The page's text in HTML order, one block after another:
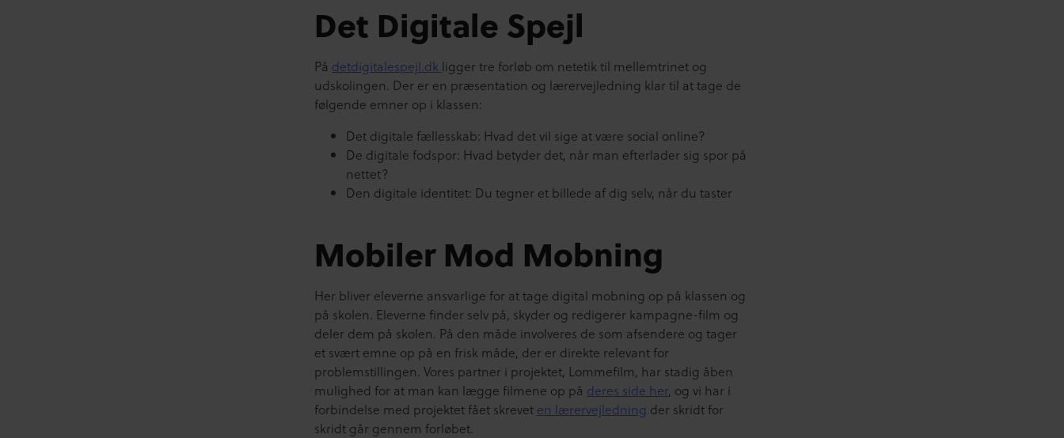
Det Digitale Spejl
På detdigitalespejl.dk ligger tre forløb om netetik til mellemtrinet og
udskolingen. Der er en præsentation og lærervejledning klar til at tage de
følgende emner op i klassen:
Det digitale fællesskab: Hvad det vil sige at være social online?
De digitale fodspor: Hvad betyder det, når man efterlader sig spor på
nettet?
Den digitale identitet: Du tegner et billede af dig selv, når du taster
Mobiler Mod Mobning
Her bliver eleverne ansvarlige for at tage digital mobning op på klassen og
på skolen. Eleverne finder selv på, skyder og redigerer kampagne-film og
deler dem på skolen. På den måde involveres de som afsendere og tager
et svært emne op på en frisk måde, der er direkte relevant for
problemstillingen. Vores partner i projektet, Lommefilm, har stadig åben
mulighed for at man kan lægge filmene op på deres side her, og vi har i
forbindelse med projektet fået skrevet en lærervejledning der skridt for
skridt går gennem forløbet.